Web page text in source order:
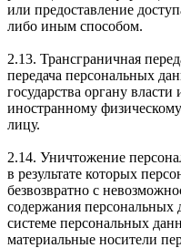
или предоставление
либо иным способом.
2.13. Трансграничная
передача персональных
государства органу власти
иностранному
лицу.
2.14. Уничтожение
в результате которых
безвозвратно с
содержания
системе персональных
материальные носители